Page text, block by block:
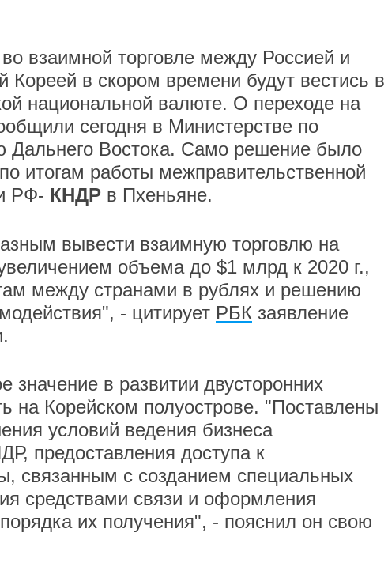
взаимной торговле между Россией и
Кореей в скором времени будут вестись в
национальной валюте. О переходе на
сегодня в Министерстве по
Дальнего Востока. Само решение было
итогам работы межправительственной
РФ- КНДР в Пхеньяне.
вывести взаимную торговлю на
объема до $1 млрд к 2020 г.,
между странами в рублях и решению
- цитирует РБК заявление
в развитии двусторонних
на Корейском полуострове. "Поставлены
условий ведения бизнеса
предоставления доступа к
связанным с созданием специальных
средствами связи и оформления
их получения", - пояснил он свою